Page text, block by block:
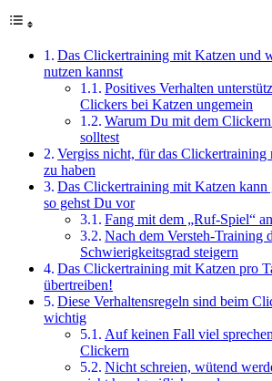
Das Clickertraining mit Katzen und
nutzen kannst
Positives Verhalten
Clickers bei Katzen ungemein
Warum Du mit dem
solltest
Vergiss nicht, für das Clickertraining
zu haben
Das Clickertraining mit Katzen kann
so gehst Du vor
Fang mit dem „Ruf-Spiel“ an
Nach dem Versteh-Training
Schwierigkeitsgrad steigern
Das Clickertraining mit Katzen pro
übertreiben!
Diese Verhaltensregeln sind beim
wichtig
Auf keinen Fall viel
Clickern
Nicht schreien, wütend